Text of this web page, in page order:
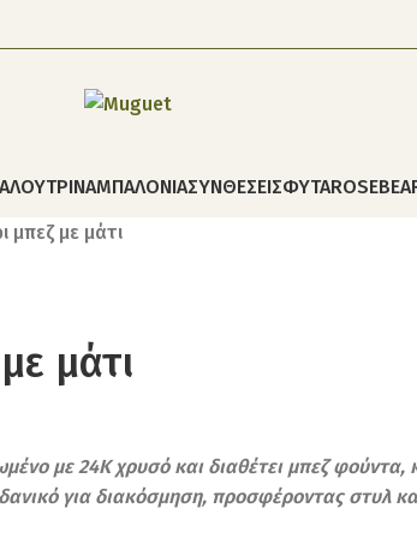
ΛΟΥΤΡΙΝΑΜΠΑΛΟΝΙΑΣΥΝΘΕΣΕΙΣΦΥΤΑ
μπεζ με μάτι
μάτι
με 24Κ χρυσό και διαθέτει μπεζ
για διακόσμηση, προσφέροντας στυλ